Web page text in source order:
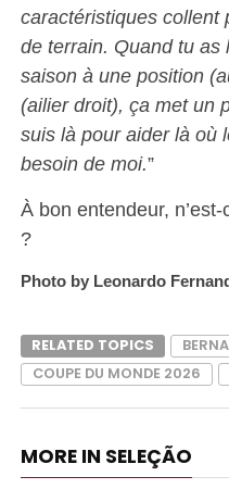
caractéristiques collent
de terrain. Quand tu as
saison à une position
(ailier droit), ça met un
suis là pour aider là où
besoin de moi.”
À bon entendeur, n’est-
?
Photo by Leonardo
RELATED TOPICS
COUPE DU MONDE 2026
MORE IN SELEÇÃO